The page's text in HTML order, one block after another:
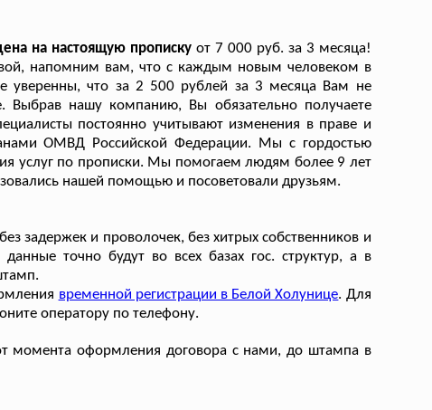
на настоящую прописку от 7 000 руб. за 3 месяца!
напомним вам, что с каждым новым человеком в
уверенны, что за 2 500 рублей за 3 месяца Вам не
Выбрав нашу компанию, Вы обязательно получаете
постоянно учитывают изменения в праве и
ОМВД Российской Федерации. Мы с гордостью
услуг по прописки. Мы помогаем людям более 9 лет
нашей помощью и посоветовали друзьям.
задержек и проволочек, без хитрых собственников и
точно будут во всех базах гос. структур, а в
временной регистрации в Белой Холунице. Для
оператору по телефону.
момента оформления договора с нами, до штампа в